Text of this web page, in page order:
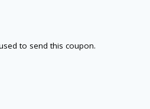
to send this coupon.